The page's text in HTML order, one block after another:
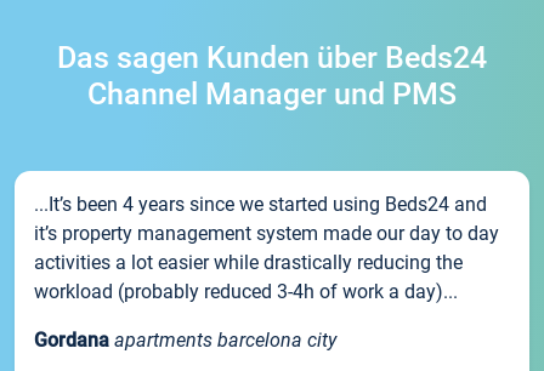
Das sagen Kunden über Beds24
Channel Manager und PMS
...It’s been 4 years since we started using Beds24 and
it’s property management system made our day to day
activities a lot easier while drastically reducing the
workload (probably reduced 3-4h of work a day)...
Gordana apartments barcelona city